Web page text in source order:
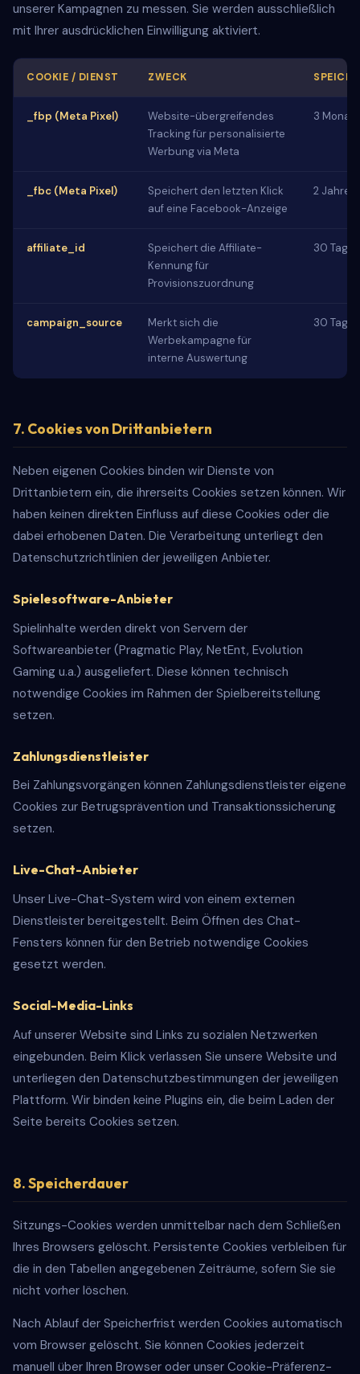
unserer Kampagnen zu messen. Sie werden ausschließlich
mit Ihrer ausdrücklichen Einwilligung aktiviert.
COOKIE / DIENST ZWECK
_fbp (Meta Pixel)
Website-übergreifendes
Tracking für personalisierte
Werbung via Meta
3 Monate
_fbc (Meta Pixel)
Speichert den letzten Klick
auf eine Facebook-Anzeige
2 Jahre
affiliate_id
Speichert die Affiliate-
Kennung für
Provisionszuordnung
30 Tage
campaign_source
Merkt sich die
Werbekampagne für
interne Auswertung
30 Tage
7. Cookies von Drittanbietern
Neben eigenen Cookies binden wir Dienste von
Drittanbietern ein, die ihrerseits Cookies setzen können. Wir
haben keinen direkten Einfluss auf diese Cookies oder die
dabei erhobenen Daten. Die Verarbeitung unterliegt den
Datenschutzrichtlinien der jeweiligen Anbieter.
Spielesoftware-Anbieter
Spielinhalte werden direkt von Servern der
Softwareanbieter (Pragmatic Play, NetEnt, Evolution
Gaming u.a.) ausgeliefert. Diese können technisch
notwendige Cookies im Rahmen der Spielbereitstellung
setzen.
Zahlungsdienstleister
Bei Zahlungsvorgängen können Zahlungsdienstleister eigene
Cookies zur Betrugsprävention und Transaktionssicherung
setzen.
Live-Chat-Anbieter
Unser Live-Chat-System wird von einem externen
Dienstleister bereitgestellt. Beim Öffnen des Chat-
Fensters können für den Betrieb notwendige Cookies
gesetzt werden.
Social-Media-Links
Auf unserer Website sind Links zu sozialen Netzwerken
eingebunden. Beim Klick verlassen Sie unsere Website und
unterliegen den Datenschutzbestimmungen der jeweiligen
Plattform. Wir binden keine Plugins ein, die beim Laden der
Seite bereits Cookies setzen.
8. Speicherdauer
Sitzungs-Cookies werden unmittelbar nach dem Schließen
Ihres Browsers gelöscht. Persistente Cookies verbleiben für
die in den Tabellen angegebenen Zeiträume, sofern Sie sie
nicht vorher löschen.
Nach Ablauf der Speicherfrist werden Cookies automatisch
vom Browser gelöscht. Sie können Cookies jederzeit
manuell über Ihren Browser oder unser Cookie-Präferenz-